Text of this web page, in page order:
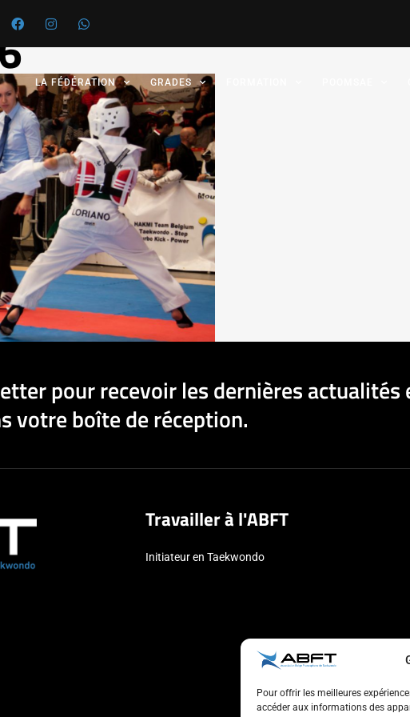
Pour offrir les meilleures
accéder aux informations des
LA FÉDÉRATION GRADES
pour recevoir les dernières actualités
votre boîte de réception.
Travailler à l'ABFT
Initiateur en Taekwondo